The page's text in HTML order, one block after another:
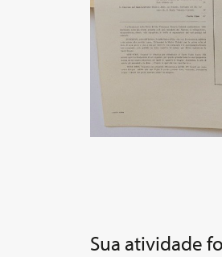
Sua atividade